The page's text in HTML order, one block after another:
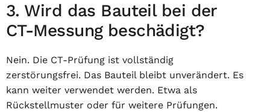
3. Wird das Bauteil bei der
CT-Messung beschädigt?
Nein. Die CT-Prüfung ist vollständig
zerstörungsfrei. Das Bauteil bleibt unverändert. Es
kann weiter verwendet werden. Etwa als
Rückstellmuster oder für weitere Prüfungen.